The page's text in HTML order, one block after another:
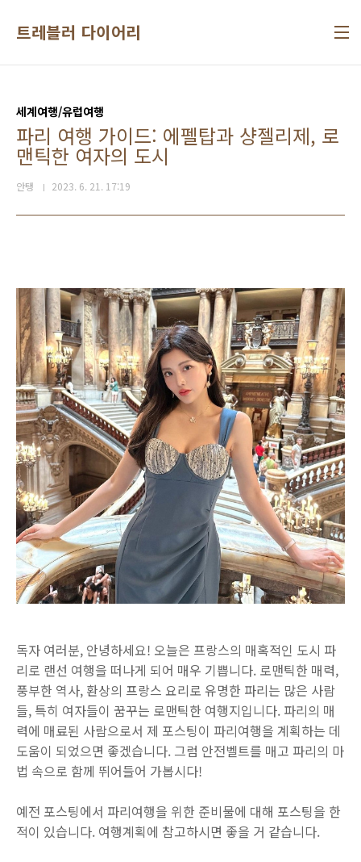
트레블러 다이어리
세계여행/유럽여행
파리 여행 가이드: 에펠탑과 샹젤리제, 로
맨틱한 여자의 도시
안탱 2023. 6. 21. 17:19
독자 여러분, 안녕하세요! 오늘은 프랑스의 매혹적인 도시 파
리로 랜선 여행을 떠나게 되어 매우 기쁩니다. 로맨틱한 매력,
풍부한 역사, 환상의 프랑스 요리로 유명한 파리는 많은 사람
들, 특히 여자들이 꿈꾸는 로맨틱한 여행지입니다. 파리의 매
력에 매료된 사람으로서 제 포스팅이 파리여행을 계획하는 데
도움이 되었으면 좋겠습니다. 그럼 안전벨트를 매고 파리의 마
법 속으로 함께 뛰어들어 가봅시다!
예전 포스팅에서 파리여행을 위한 준비물에 대해 포스팅을 한
적이 있습니다. 여행계획에 참고하시면 좋을 거 같습니다.